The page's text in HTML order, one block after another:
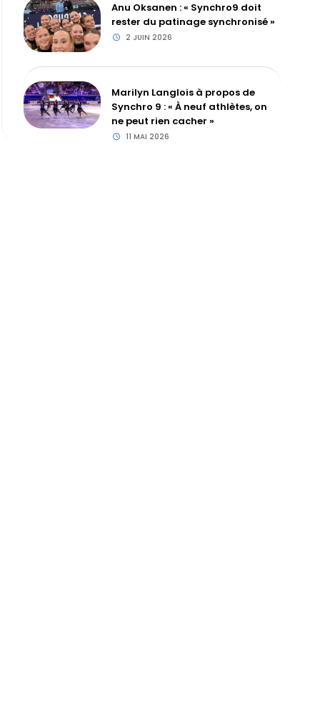
Anu Oksanen : « Synchro9 doit
rester du patinage synchronisé »
2 JUIN 2026
Marilyn Langlois à propos de
Synchro 9 : « À neuf athlètes, on
ne peut rien cacher »
11 MAI 2026